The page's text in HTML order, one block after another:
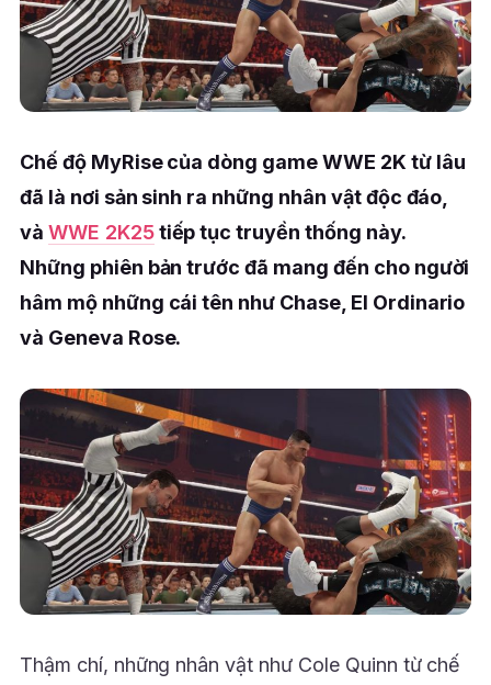
Chế độ MyRise của dòng game WWE 2K từ lâu
đã là nơi sản sinh ra những nhân vật độc đáo,
và WWE 2K25tiếp tục truyền thống này.
Những phiên bản trước đã mang đến cho người
hâm mộ những cái tên như Chase, El Ordinario
và Geneva Rose.
Thậm chí, những nhân vật như Cole Quinn từ chế